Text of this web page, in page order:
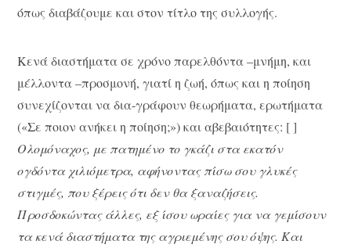
όπως διαβάζουμε και στον τίτλο της συλλογής.
Κενά διαστήματα σε χρόνο παρελθόντα –μνήμη, και
μέλλοντα –προσμονή, γιατί η ζωή, όπως και η ποίηση
συνεχίζονται να δια-γράφουν θεωρήματα, ερωτήματα
(«Σε ποιον ανήκει η ποίηση;») και αβεβαιότητες: [ ]
Ολομόναχος, με πατημένο το γκάζι στα εκατόν
ογδόντα χιλιόμετρα, αφήνοντας πίσω σου γλυκές
στιγμές, που ξέρεις ότι δεν θα ξαναζήσεις.
Προσδοκώντας άλλες, εξ ίσου ωραίες για να γεμίσουν
τα κενά διαστήματα της αγριεμένης σου όψης. Και